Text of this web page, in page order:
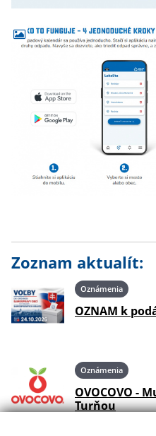
Zoznam aktualít:
Oznámenia
OZNAM k
Oznámenia
OVOCOVO -
Turňou